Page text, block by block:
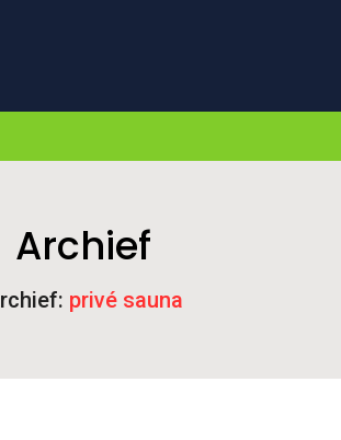
Archief
privé sauna